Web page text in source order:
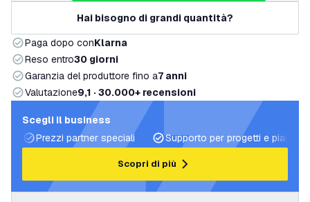
Hai bisogno di grandi quantità?
Paga dopo conKlarna
Reso entro30 giorni
Garanzia del produttore fino a7 anni
Valutazione9,1 · 30.000+ recensioni
Scegli il business
Prezzi partner speciali
Supporto per progetti e piani di
Scopri di più